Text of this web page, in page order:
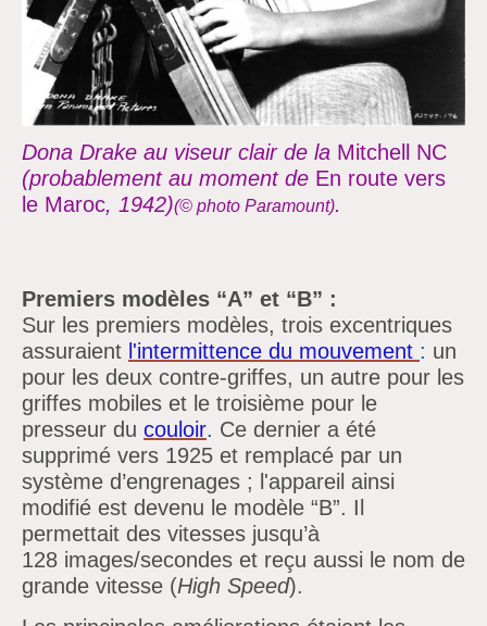
Dona Drake au viseur clair de la Mitchell NC
(probablement au moment de En route vers
le Maroc, 1942)(© photo Paramount).
Premiers modèles “A” et “B” :
Sur les premiers modèles, trois excentriques
assuraient l'intermittence du mouvement : un
pour les deux contre-griffes, un autre pour les
griffes mobiles et le troisième pour le
presseur du couloir. Ce dernier a été
supprimé vers 1925 et remplacé par un
système d’engrenages ; l'appareil ainsi
modifié est devenu le modèle “B”. Il
permettait des vitesses jusqu’à
128 images/secondes et reçu aussi le nom de
grande vitesse (High Speed).